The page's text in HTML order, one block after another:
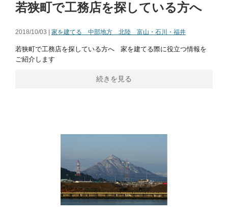
若狭町で工務店を探している方へ
2018/10/03 | 家を建てる 中部地方 北陸 富山・石川・福井
若狭町で工務店を探している方へ 家を建てる際に役立つ情報を
ご紹介します
続きを見る